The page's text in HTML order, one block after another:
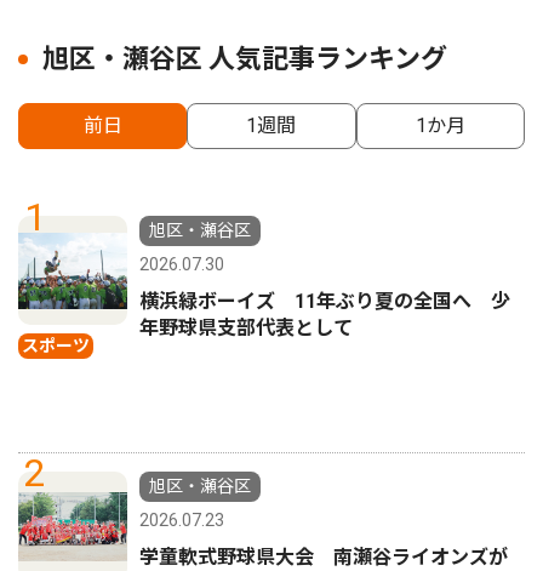
旭区・瀬谷区 人気記事ランキング
前日 1週間 1か月
1
スポーツ
旭区・瀬谷区
2026.07.30
横浜緑ボーイズ 11年ぶり夏の全国へ 少
年野球県支部代表として
2
旭区・瀬谷区
2026.07.23
学童軟式野球県大会 南瀬谷ライオンズが